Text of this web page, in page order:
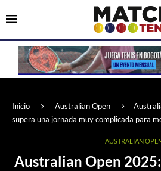
Inicio Australian Open
supera una jornada muy complicada para
AUSTRALIAN
Australian Open